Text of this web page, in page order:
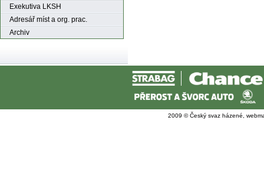
Exekutiva LKSH
Adresář míst a org. prac.
Archiv
2009 © Český svaz házené,